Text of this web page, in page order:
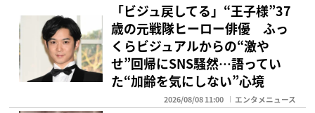
「ビジュ戻してる」“王子様”37
歳の元戦隊ヒーロー俳優 ふっ
くらビジュアルからの“激や
せ”回帰にSNS騒然…語ってい
た“加齢を気にしない”心境
2026/08/08 11:00 エンタメニュース